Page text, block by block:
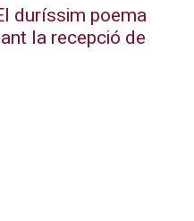
duríssim poema
la recepció de